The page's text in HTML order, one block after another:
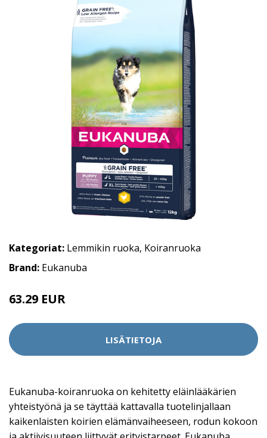
Kategoriat: Lemmikin ruoka, Koiranruoka
Brand: Eukanuba
63.29 EUR
LISÄTIETOJA
Eukanuba-koiranruoka on kehitetty eläinlääkärien
yhteistyönä ja se täyttää kattavalla tuotelinjallaan
kaikenlaisten koirien elämänvaiheeseen, rodun kokoon